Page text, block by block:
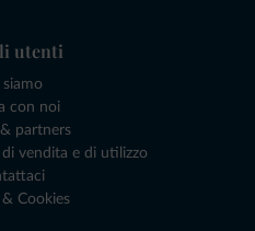
utenti
siamo
con noi
partners
vendita e di utilizzo
& Cookies